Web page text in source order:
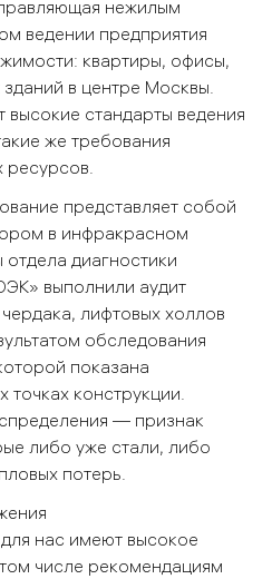
нежилым
ведении предприятия
квартиры, офисы,
в центре Москвы.
высокие стандарты ведения
же требования
ресурсов.
представляет собой
в инфракрасном
диагностики
выполнили аудит
лифтовых холлов
обследования
показана
точках конструкции.
— признак
либо уже стали, либо
потерь.
нас имеют высокое
числе рекомендациям